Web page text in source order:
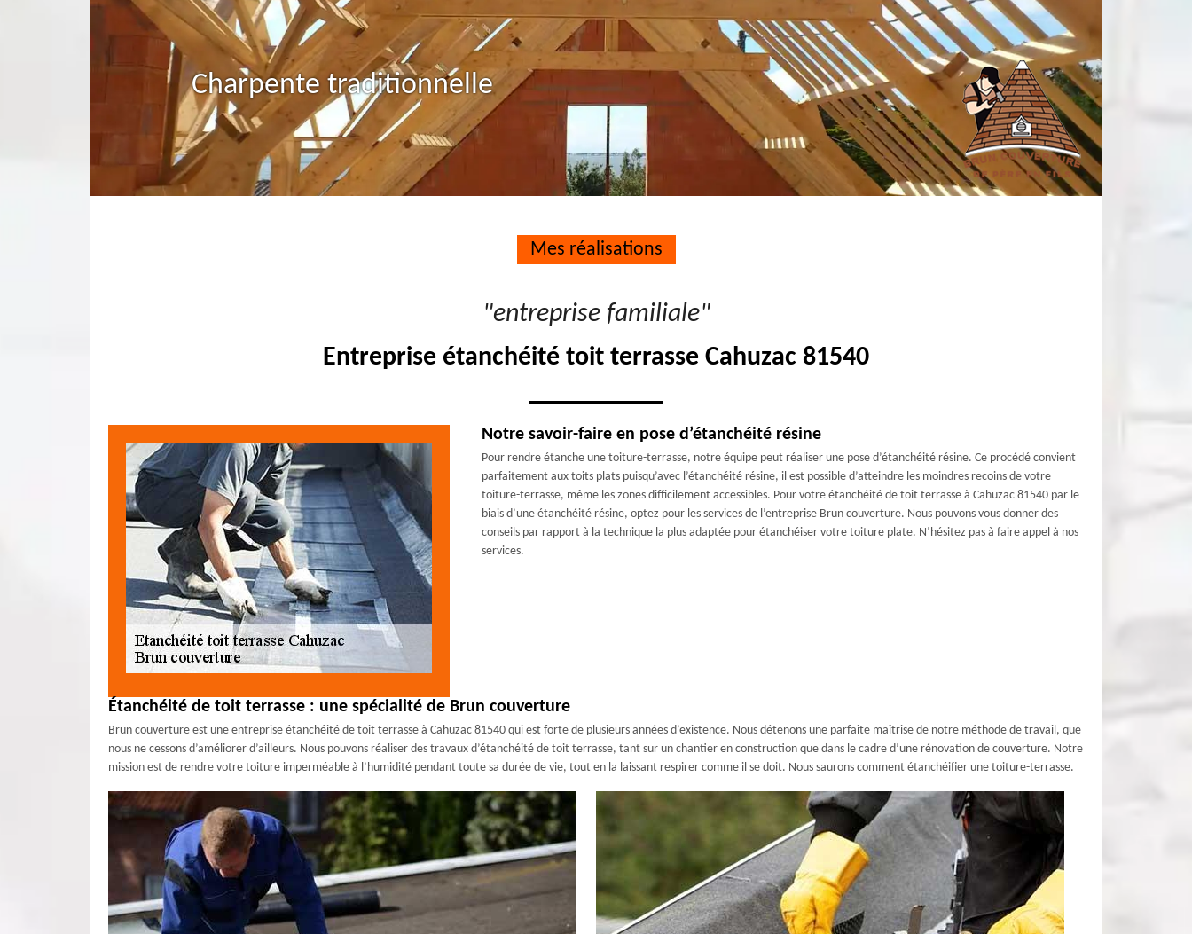
Charpente traditionnelle
Mes réalisations
"entreprise familiale"
Entreprise étanchéité toit terrasse Cahuzac 81540
Notre savoir-faire en pose d’étanchéité résine
Pour rendre étanche une toiture-terrasse, notre équipe peut réaliser une pose d’étanchéité résine. Ce procédé convient
parfaitement aux toits plats puisqu’avec l’étanchéité résine, il est possible d’atteindre les moindres recoins de votre
toiture-terrasse, même les zones difficilement accessibles. Pour votre étanchéité de toit terrasse à Cahuzac 81540 par le
biais d’une étanchéité résine, optez pour les services de l’entreprise Brun couverture. Nous pouvons vous donner des
conseils par rapport à la technique la plus adaptée pour étanchéiser votre toiture plate. N’hésitez pas à faire appel à nos
services.
Étanchéité de toit terrasse : une spécialité de Brun couverture
Brun couverture est une entreprise étanchéité de toit terrasse à Cahuzac 81540 qui est forte de plusieurs années d’existence. Nous détenons une parfaite maîtrise de notre méthode de travail, que
nous ne cessons d’améliorer d’ailleurs. Nous pouvons réaliser des travaux d’étanchéité de toit terrasse, tant sur un chantier en construction que dans le cadre d’une rénovation de couverture. Notre
mission est de rendre votre toiture imperméable à l’humidité pendant toute sa durée de vie, tout en la laissant respirer comme il se doit. Nous saurons comment étanchéifier une toiture-terrasse.